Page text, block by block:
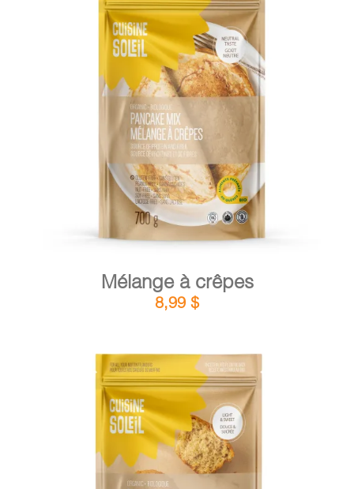
PANIER
AJOUTER AU PANIER
Mélange à crêpes
8,99 $